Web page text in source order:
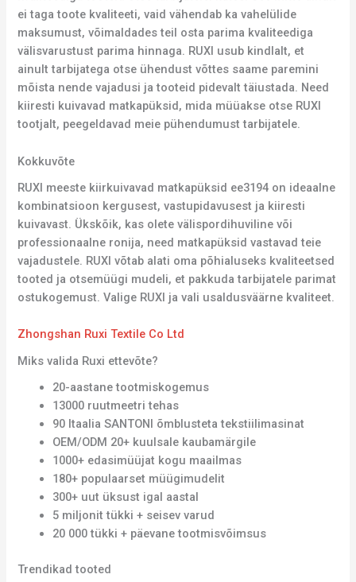
ei taga toote kvaliteeti, vaid vähendab ka vahelülide
maksumust, võimaldades teil osta parima kvaliteediga
välisvarustust parima hinnaga. RUXI usub kindlalt, et
ainult tarbijatega otse ühendust võttes saame paremini
mõista nende vajadusi ja tooteid pidevalt täiustada. Need
kiiresti kuivavad matkapüksid, mida müüakse otse RUXI
tootjalt, peegeldavad meie pühendumust tarbijatele.
Kokkuvõte
RUXI meeste kiirkuivavad matkapüksid ee3194 on ideaalne
kombinatsioon kergusest, vastupidavusest ja kiiresti
kuivavast. Ükskõik, kas olete välispordihuviline või
professionaalne ronija, need matkapüksid vastavad teie
vajadustele. RUXI võtab alati oma põhialuseks kvaliteetsed
tooted ja otsemüügi mudeli, et pakkuda tarbijatele parimat
ostukogemust. Valige RUXI ja vali usaldusväärne kvaliteet.
Zhongshan Ruxi Textile Co Ltd
Miks valida Ruxi ettevõte?
20-aastane tootmiskogemus
13000 ruutmeetri tehas
90 Itaalia SANTONI õmblusteta tekstiilimasinat
OEM/ODM 20+ kuulsale kaubamärgile
1000+ edasimüüjat kogu maailmas
180+ populaarset müügimudelit
300+ uut üksust igal aastal
5 miljonit tükki + seisev varud
20 000 tükki + päevane tootmisvõimsus
Trendikad tooted